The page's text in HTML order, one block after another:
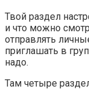
Твой раздел
и что можно
отправлять
приглашать в
надо.
Там четыре